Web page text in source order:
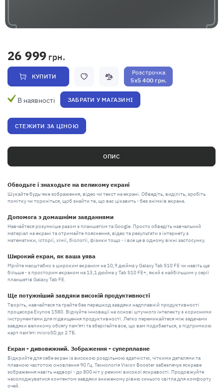
26 999 грн.
КУПИТИ
Розстрочка
5x5 400 грн.
В наявності ЗАБРАТИ У МАГАЗИНІ
СТЕЖИТИ ЗА ЦІНОЮ
ОПИС
Обводьте і знаходьте на великому екрані
Шукайте будь-яке зображення, відео чи текст на екрані. Обведіть, виділіть, зробіть
помітку чи торкніться, щоб знайти те, що вас цікавить - без знімків екрана.
Допомога з домашніми завданнями
Навчайтеся розумніше разом з планшетом та Google. Просто обведіть навчальний
матеріал на екрані та отримайте пояснення, відео та результати з інтернету з
математики, історії, хімії, біології, фізики тощо - і все це в одному вікні застосунку.
Широкий екран, як ваша уява
Мрійте масштабно з широким екраном на 10,9 дюйма у Galaxy Tab S10 FE чи навіть ще
більше - з просторим екраном на 13,1 дюйма у Tab S10 FE+, який є найбільшим у серії
планшетів Galaxy Tab FE.
Ще потужніший завдяки високій продуктивності
Творіть, навчайтеся та грайте без перешкод завдяки надплавній продуктивності
процесора Exynos 1580. Відчуйте інновації на основі штучного інтелекту з корисними
інструментами для підвищення продуктивності. Легко перемикайтеся між задачами
завдяки великому обсягу пам’яті та зберігайте все, що вам подобається, з підтримкою
карт пам’яті microSD до 2 ТБ.
Екран - дивовижний. Зображення - суперплавне
Відкрийте для себе екран із високою роздільною здатністю, чіткими деталями та
плавною частотою оновлення 90 Гц. Технологія Vision Booster забезпечує яскраве
зображення навіть надворі - до 800 ніт у режимі високої яскравості. Продовжуйте
насолоджуватися контентом завдяки зниженому рівню синього світла для комфорту
очей.